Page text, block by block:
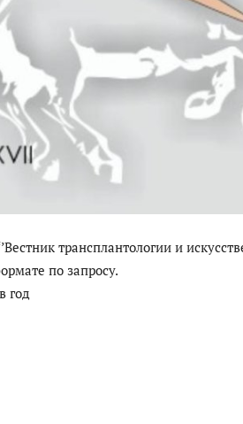
трансплантологии и
по запросу.
год